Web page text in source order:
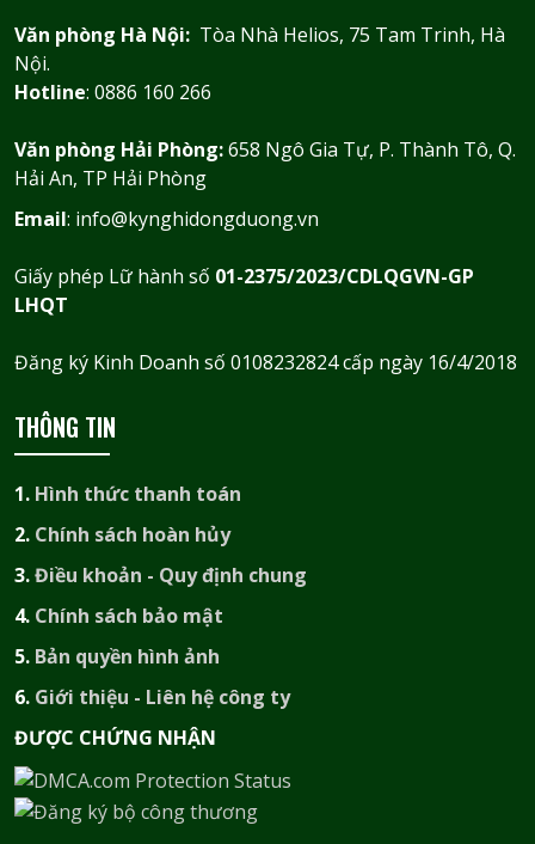
Văn phòng Hà Nội: Tòa Nhà Helios, 75 Tam Trinh, Hà
Nội.
Hotline: 0886 160 266
Văn phòng Hải Phòng:658 Ngô Gia Tự, P. Thành Tô, Q.
Hải An, TP Hải Phòng
Email: info@kynghidongduong.vn
Giấy phép Lữ hành số 01-2375/2023/CDLQGVN-GP
LHQT
Đăng ký Kinh Doanh số 0108232824 cấp ngày 16/4/2018
THÔNG TIN
1. Hình thức thanh toán
2. Chính sách hoàn hủy
3.Điều khoản - Quy định chung
4. Chính sách bảo mật
5. Bản quyền hình ảnh
6. Giới thiệu - Liên hệ công ty
ĐƯỢC CHỨNG NHẬN​